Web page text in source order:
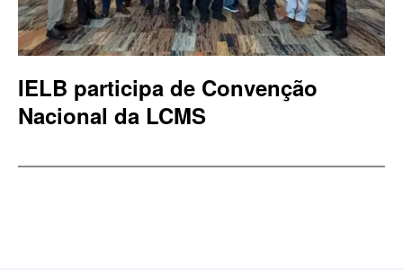
IELB participa de Convenção
Nacional da LCMS